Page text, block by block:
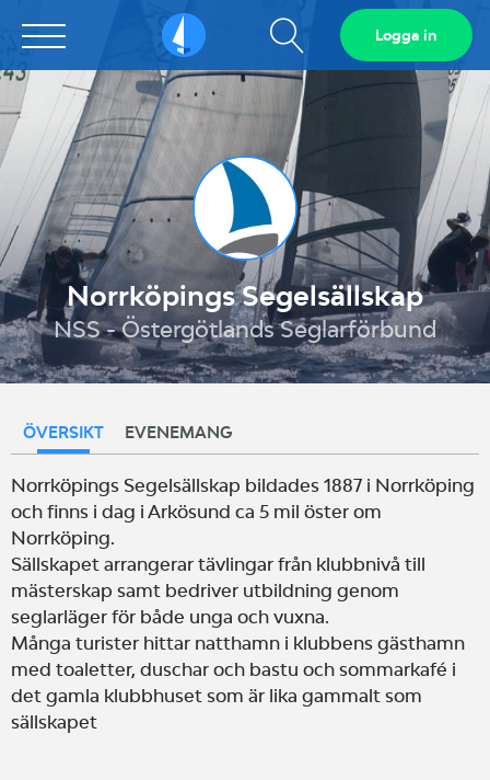
Sailarena Visa
sökfält
Logga in
Norrköpings Segelsällskap
NSS - Östergötlands Seglarförbund
ÖVERSIKT EVENEMANG
Norrköpings Segelsällskap bildades 1887 i Norrköping
och finns i dag i Arkösund ca 5 mil öster om
Norrköping.
Sällskapet arrangerar tävlingar från klubbnivå till
mästerskap samt bedriver utbildning genom
seglarläger för både unga och vuxna.
Många turister hittar natthamn i klubbens gästhamn
med toaletter, duschar och bastu och sommarkafé i
det gamla klubbhuset som är lika gammalt som
sällskapet